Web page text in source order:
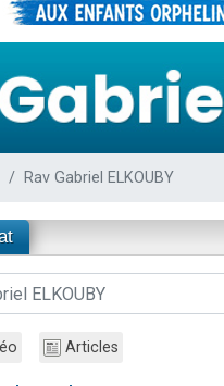
6 personnes viennent de nous
2 personnes viennent de faire
17 personnes viennent de
personnes viennent de nous
vient de donner son Maasser
vient de donner son Maasser
Rav Gabriel ELKOUBY
Articles